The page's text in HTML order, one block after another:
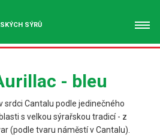
SÝRŮ
- bleu
srdci Cantalu podle jedinečného
s velkou sýrařskou tradicí - z
(podle tvaru náměstí v Cantalu).